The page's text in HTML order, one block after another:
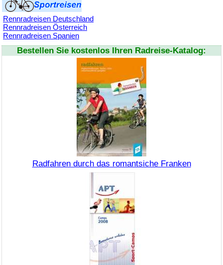
Rennradreisen Deutschland
Rennradreisen Österreich
Rennradreisen Spanien
Bestellen Sie kostenlos Ihren Radreise-Katalog:
Radfahren durch das romantsiche Franken